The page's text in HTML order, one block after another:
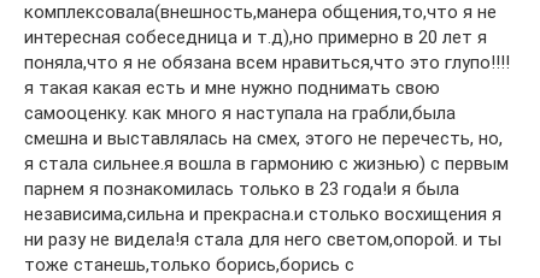
комплексовала(внешность,манера общения,то,что я не
интересная собеседница и т.д),но примерно в 20 лет я
поняла,что я не обязана всем нравиться,что это глупо!!!!
я такая какая есть и мне нужно поднимать свою
самооценку. как много я наступала на грабли,была
смешна и выставлялась на смех, этого не перечесть, но,
я стала сильнее.я вошла в гармонию с жизнью) с первым
парнем я познакомилась только в 23 года!и я была
независима,сильна и прекрасна.и столько восхищения я
ни разу не видела!я стала для него светом,опорой. и ты
тоже станешь,только борись,борись с